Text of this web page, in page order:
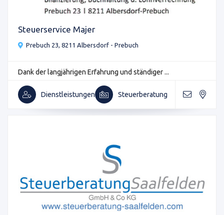
Steuerservice Majer
Prebuch 23, 8211 Albersdorf - Prebuch
Dank der langjährigen Erfahrung und ständiger ...
Dienstleistungen Steuerberatung